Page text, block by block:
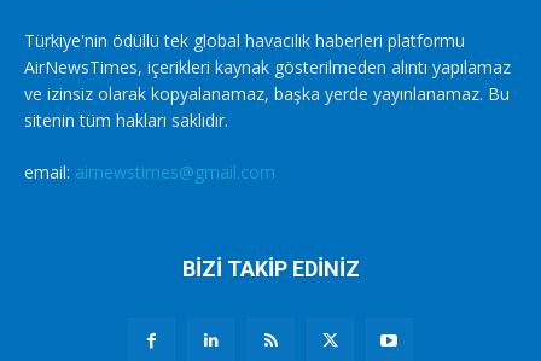
Türkiye'nin ödüllü tek global havacılık haberleri platformu
AirNewsTimes, içerikleri kaynak gösterilmeden alıntı yapılamaz
ve izinsiz olarak kopyalanamaz, başka yerde yayınlanamaz. Bu
sitenin tüm hakları saklıdır.
email: airnewstimes@gmail.com
BİZİ TAKİP EDİNİZ